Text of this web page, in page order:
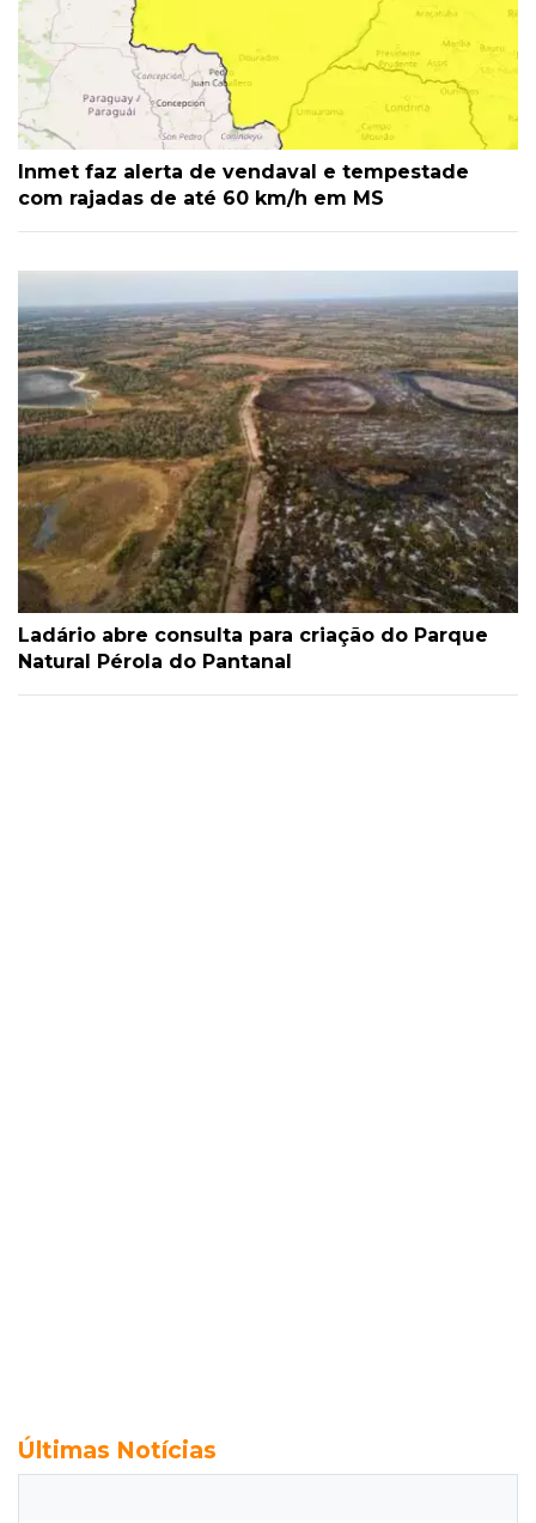
Inmet faz alerta de vendaval e tempestade
com rajadas de até 60 km/h em MS
Ladário abre consulta para criação do Parque
Natural Pérola do Pantanal
Últimas Notícias